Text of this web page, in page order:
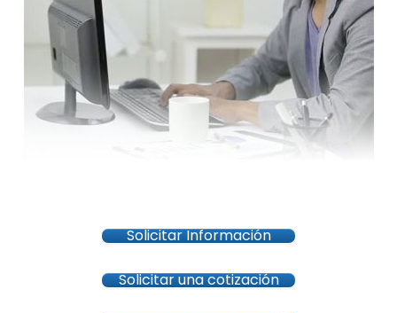
Solicitar Información
Solicitar una cotización